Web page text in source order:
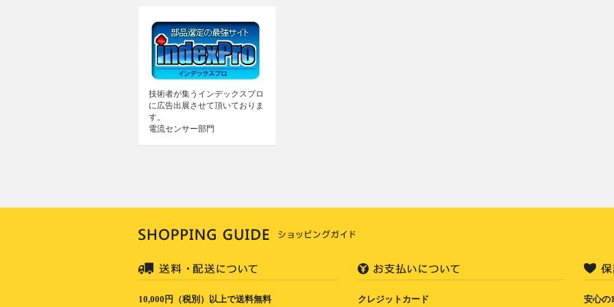
技術者が集うインデックスプロ
に広告出展させて頂いておりま
す。
電流センサー部門
10,000円（税別）以上で送料無料 クレジットカード 安心の